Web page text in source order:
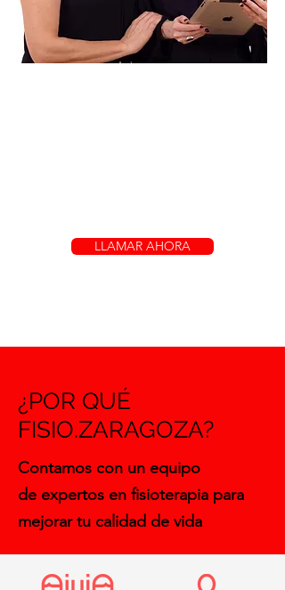
LLAMAR AHORA
¿POR QUÉ
FISIO.ZARAGOZA?
Contamos con un equipo
de expertos en fisioterapia para
mejorar tu calidad de vida